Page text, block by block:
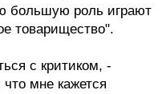
большую роль играют
товарищество".
с критиком, -
мне кажется